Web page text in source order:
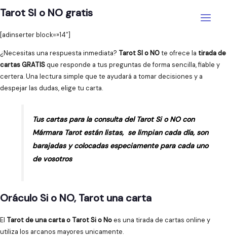
al
Tarot SI o NO gratis
[adinserter block=»14″]
¿Necesitas una respuesta inmediata? Tarot SI o NOte ofrece la tirada de
cartas GRATISque responde a tus preguntas de forma sencilla, fiable y
certera. Una lectura simple que te ayudará a tomar decisiones y a
despejar las dudas, elige tu carta.
Tus cartas para la consulta del Tarot Si o NO con
Mármara Tarot están listas, se limpian cada día, son
barajadas y colocadas especiamente para cada uno
de vosotros
Oráculo Si o NO, Tarot una carta
El Tarot de una carta o Tarot Si o Noes una tirada de cartas online y
utiliza los arcanos mayores unicamente.